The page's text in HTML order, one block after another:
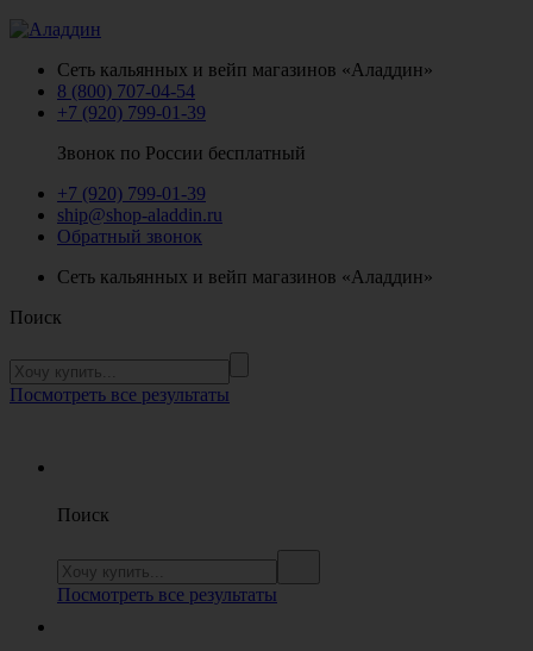
Сеть кальянных и вейп магазинов «Аладдин»
8 (800) 707-04-54
+7 (920) 799-01-39
Звонок по России бесплатный
+7 (920) 799-01-39
ship@shop-aladdin.ru
Обратный звонок
Сеть кальянных и вейп магазинов «Аладдин»
Поиск
Посмотреть все результаты
Поиск
Посмотреть все результаты